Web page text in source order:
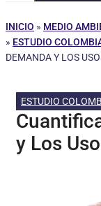
INICIO » MEDIO
» ESTUDIO
DEMANDA Y LOS
ESTUDIO
y Los